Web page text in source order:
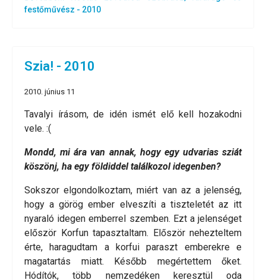
festőművész - 2010
Szia! - 2010
2010. június 11
Tavalyi írásom, de idén ismét elő kell hozakodni
vele. :(
Mondd, mi ára van annak, hogy egy udvarias sziát
köszönj, ha egy földiddel találkozol idegenben?
Sokszor elgondolkoztam, miért van az a jelenség,
hogy a görög ember elveszíti a tiszteletét az itt
nyaraló idegen emberrel szemben. Ezt a jelenséget
először Korfun tapasztaltam. Először nehezteltem
érte, haragudtam a korfui paraszt emberekre e
magatartás miatt. Később megértettem őket.
Hódítók, több nemzedéken keresztül oda